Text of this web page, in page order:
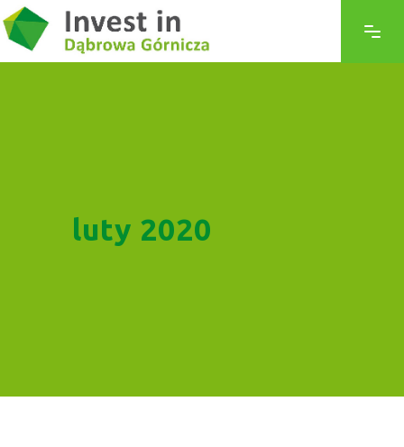
luty 2020